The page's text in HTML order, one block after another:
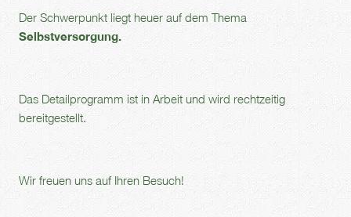
Der Schwerpunkt liegt heuer auf dem Thema
Selbstversorgung.
Das Detailprogramm ist in Arbeit und wird rechtzeitig
bereitgestellt.
Wir freuen uns auf Ihren Besuch!